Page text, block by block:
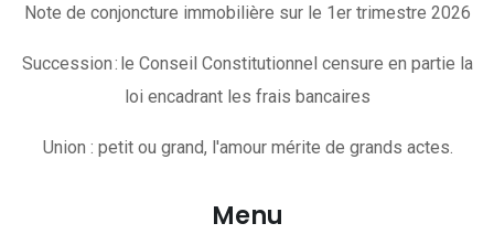
Note de conjoncture immobilière sur le 1er trimestre 2026
Succession : le Conseil Constitutionnel censure en partie la
loi encadrant les frais bancaires
Union : petit ou grand, l'amour mérite de grands actes.
Menu